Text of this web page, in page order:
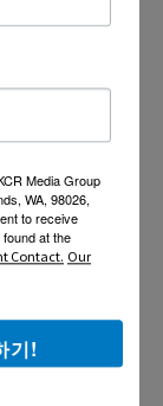
Media Group
WA, 98026,
to receive
at the
Contact. Our
기!